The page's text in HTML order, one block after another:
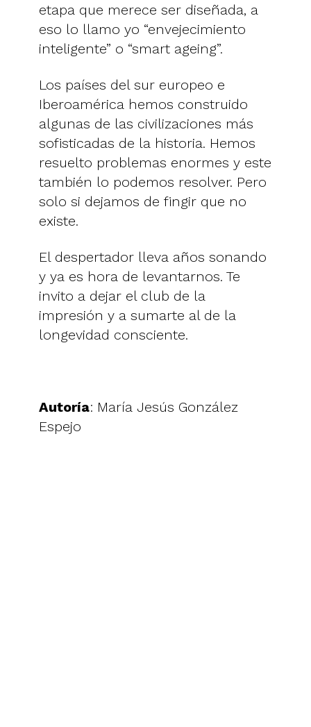
etapa que merece ser diseñada, a
eso lo llamo yo “envejecimiento
inteligente” o “smart ageing”.
Los países del sur europeo e
Iberoamérica hemos construido
algunas de las civilizaciones más
sofisticadas de la historia. Hemos
resuelto problemas enormes y este
también lo podemos resolver. Pero
solo si dejamos de fingir que no
existe.
El despertador lleva años sonando
y ya es hora de levantarnos. Te
invito a dejar el club de la
impresión y a sumarte al de la
longevidad consciente.
Autoría: María Jesús González
Espejo